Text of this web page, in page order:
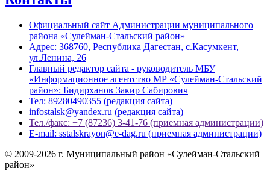
Официальный сайт Администрации муниципального
района «Сулейман-Стальский район»
Адрес: 368760, Республика Дагестан, с.Касумкент,
ул.Ленина, 26
Главный редактор сайта - руководитель МБУ
«Информационное агентство МР «Сулейман-Стальский
район»: Бидирханов Закир Сабирович
Тел: 89280490355 (редакция сайта)
infostalsk@yandex.ru (редакция сайта)
Тел./факс: +7 (87236) 3-41-76 (приемная администрации)
E-mail: sstalskrayon@e-dag.ru (приемная администрации)
© 2009-2026 г. Муниципальный район «Сулейман-Стальский
район»